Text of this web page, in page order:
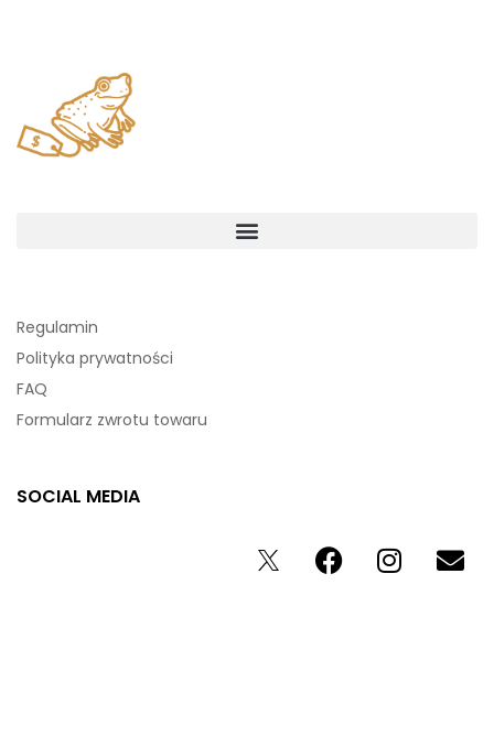
Regulamin
Polityka prywatności
FAQ
Formularz zwrotu towaru
SOCIAL MEDIA